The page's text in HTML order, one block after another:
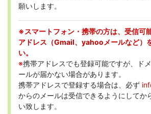
願いします。
※スマートフォン・携帯の方は、受信可
アドレス（Gmail、yahooメールなど）
い。
※携帯アドレスでも登録可能ですが、ド
ールが届かない場合があります。
携帯アドレスで登録する場合は、必ず
からのメールは受信できるようにしてか
い致します。